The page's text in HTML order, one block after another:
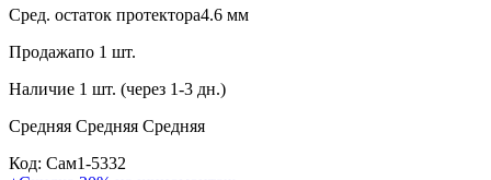
Сред. остаток протектора4.6 мм
Продажапо 1 шт.
Наличие 1 шт. (через 1-3 дн.)
Средняя Средняя Средняя
Код: Сам1-5332